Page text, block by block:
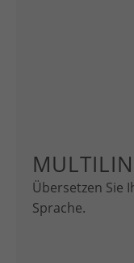
Übersetzen Sie
Sprache.